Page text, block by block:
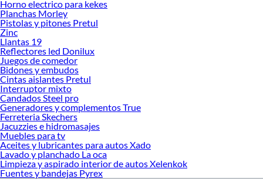
Horno electrico para kekes
Planchas Morley
Pistolas y pitones Pretul
Zinc
Llantas 19
Reflectores led Donilux
Juegos de comedor
Bidones y embudos
Cintas aislantes Pretul
Interruptor mixto
Candados Steel pro
Generadores y complementos True
Ferreteria Skechers
Jacuzzies e hidromasajes
Muebles para tv
Aceites y lubricantes para autos Xado
Lavado y planchado La oca
Limpieza y aspirado interior de autos Xelenkok
Fuentes y bandejas Pyrex